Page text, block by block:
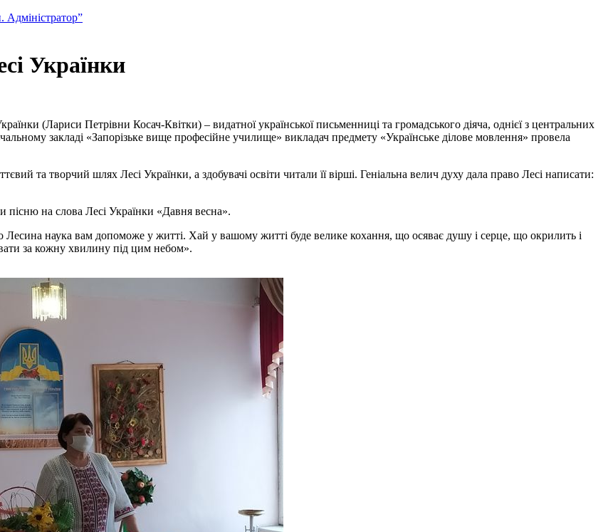
Адміністратор”
Українки
(Лариси Петрівни Косач-Квітки) – видатної української письменниці та громадського діяча, однієї з центральних
закладі «Запорізьке вище професійне училище» викладач предмету «Українське ділове мовлення» провела
та творчий шлях Лесі Українки, а здобувачі освіти читали її вірші. Геніальна велич духу дала право Лесі написати:
пісню на слова Лесі Українки «Давня весна».
наука вам допоможе у житті. Хай у вашому житті буде велике кохання, що осяває душу і серце, що окрилить і
за кожну хвилину під цим небом».